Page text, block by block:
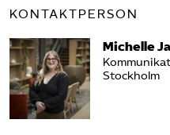
KONTAKTPERSON
Michelle
Stockholm